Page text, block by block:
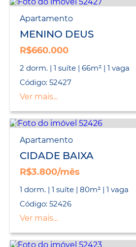
Apartamento
MENINO DEUS
R$660.000
2 dorm. | 1 suíte | 66m² | 1 vaga
Código: 52427
Ver mais...
Apartamento
CIDADE BAIXA
R$3.800/mês
1 dorm. | 1 suíte | 80m² | 1 vaga
Código: 52426
Ver mais...